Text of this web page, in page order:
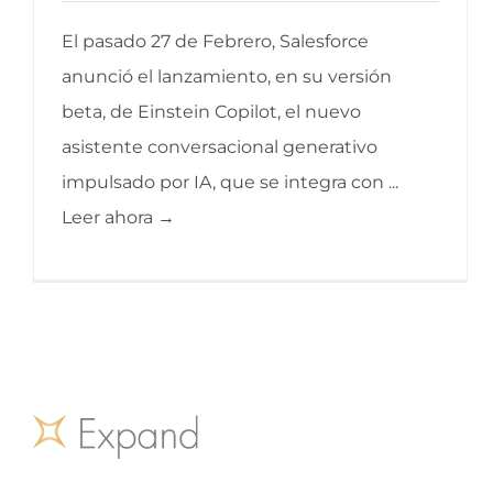
El pasado 27 de Febrero, Salesforce
anunció el lanzamiento, en su versión
beta, de Einstein Copilot, el nuevo
asistente conversacional generativo
impulsado por IA, que se integra con ...
Leer ahora →